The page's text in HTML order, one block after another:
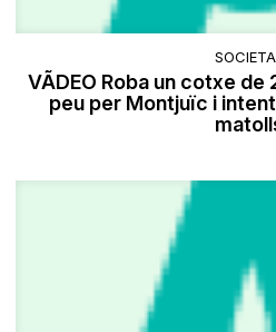
VÃDEO Roba un cotxe
peu per Montjuïc i